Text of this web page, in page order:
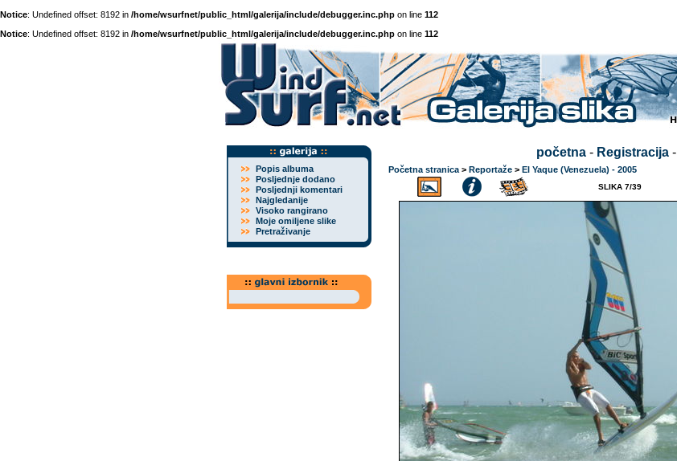
Notice: Undefined offset: 8192 in /home/wsurfnet/public_html/galerija/include/debugger.inc.php on line 112
Notice: Undefined offset: 8192 in /home/wsurfnet/public_html/galerija/include/debugger.inc.php on line 112
Popis albuma
Posljednje dodano
Posljednji komentari
Najgledanije
Visoko rangirano
Moje omiljene slike
Pretraživanje
početna- Registracija-
Početna stranica > Reportaže > El Yaque (Venezuela) - 2005
SLIKA 7/39